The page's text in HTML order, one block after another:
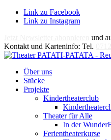
Link zu Facebook
Link zu Instagram
und
Kontakt und Karteninfo: Tel.
Über uns
Stücke
Projekte
Kindertheaterclub
Theater für Alle
In der
Ferientheaterkurse